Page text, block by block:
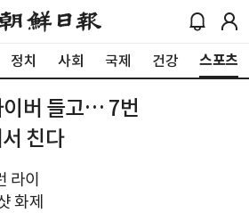
정치 사회 국제 건강 스포츠
이버 들고… 7번
친다
라이
화제